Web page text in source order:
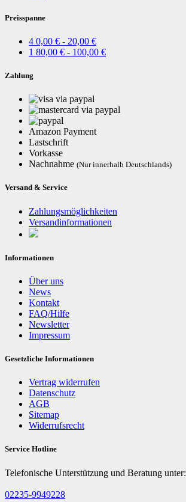
Preisspanne
4 0,00 € - 20,00 €
1 80,00 € - 100,00 €
Zahlung
via paypal
via paypal
Amazon Payment
Lastschrift
Vorkasse
Nachnahme (Nur innerhalb Deutschlands)
Versand & Service
Zahlungsmöglichkeiten
Versandinformationen
Informationen
Über uns
News
Kontakt
FAQ/Hilfe
Newsletter
Impressum
Gesetzliche Informationen
Vertrag widerrufen
Datenschutz
AGB
Sitemap
Widerrufsrecht
Service Hotline
Telefonische Unterstützung und Beratung unter:
02235-9949228